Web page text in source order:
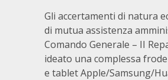
Gli accertamenti di natura
di mutua assistenza
Comando Generale – II
ideato una complessa
e tablet Apple/Samsung/